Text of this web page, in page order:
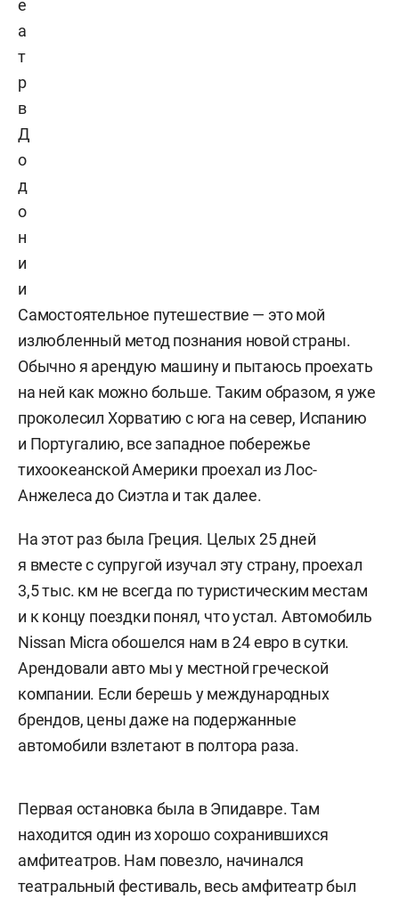
е
а
т
р
в
Д
о
д
о
н
и
и
Самостоятельное путешествие — это мой
излюбленный метод познания новой страны.
Обычно я арендую машину и пытаюсь проехать
на ней как можно больше. Таким образом, я уже
проколесил Хорватию с юга на север, Испанию
и Португалию, все западное побережье
тихоокеанской Америки проехал из Лос-
Анжелеса до Сиэтла и так далее.
На этот раз была Греция. Целых 25 дней
я вместе с супругой изучал эту страну, проехал
3,5 тыс. км не всегда по туристическим местам
и к концу поездки понял, что устал. Автомобиль
Nissan Micra обошелся нам в 24 евро в сутки.
Арендовали авто мы у местной греческой
компании. Если берешь у международных
брендов, цены даже на подержанные
автомобили взлетают в полтора раза.
Первая остановка была в Эпидавре. Там
находится один из хорошо сохранившихся
амфитеатров. Нам повезло, начинался
театральный фестиваль, весь амфитеатр был